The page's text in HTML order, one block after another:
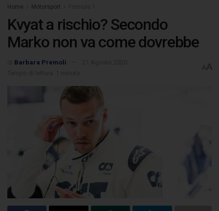
Home Motorsport
Kvyat a rischio? Secondo
Marko non va come dovrebbe
Barbara Premoli
AA